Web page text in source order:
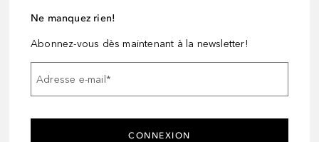
Ne manquez rien!
Abonnez-vous dès maintenant à la newsletter!
Adresse e-mail *
CONNEXION